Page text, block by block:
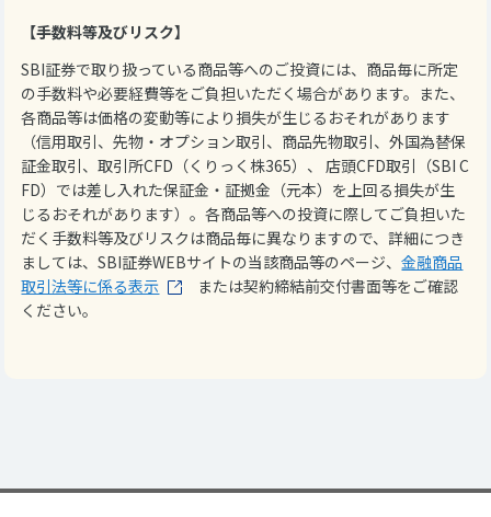
【手数料等及びリスク】
SBI証券で取り扱っている商品等へのご投資には、商品毎に所定
の手数料や必要経費等をご負担いただく場合があります。また、
各商品等は価格の変動等により損失が生じるおそれがあります
（信用取引、先物・オプション取引、商品先物取引、外国為替保
証金取引、取引所CFD（くりっく株365）、 店頭CFD取引（SBI C
FD）では差し入れた保証金・証拠金（元本）を上回る損失が生
じるおそれがあります）。各商品等への投資に際してご負担いた
だく手数料等及びリスクは商品毎に異なりますので、詳細につき
ましては、SBI証券WEBサイトの当該商品等のページ、金融商品
取引法等に係る表示
または契約締結前交付書面等をご確認
ください。